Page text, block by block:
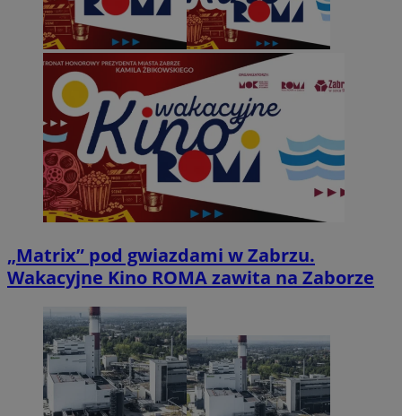
„Matrix” pod gwiazdami w Zabrzu.
Wakacyjne Kino ROMA zawita na Zaborze